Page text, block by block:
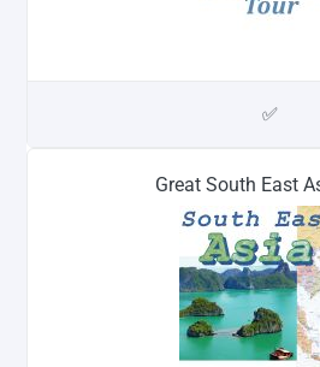
✅
Great South East